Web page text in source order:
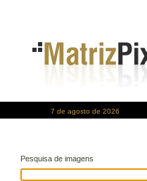
7 de agosto de 2026
Pesquisa de imagens